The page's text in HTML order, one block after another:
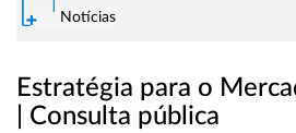
Notícias
Estratégia para o
| Consulta pública